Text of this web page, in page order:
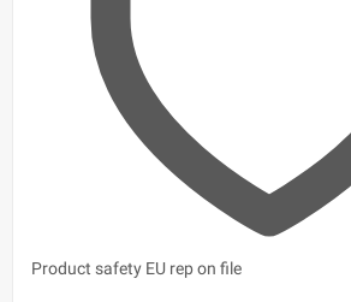
Product safety EU rep on file